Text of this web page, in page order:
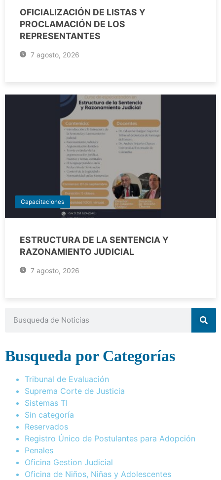
OFICIALIZACIÓN DE LISTAS Y
PROCLAMACIÓN DE LOS
REPRESENTANTES
7 agosto, 2026
Capacitaciones
ESTRUCTURA DE LA SENTENCIA Y
RAZONAMIENTO JUDICIAL
7 agosto, 2026
Busqueda por Categorías
Tribunal de Evaluación
Suprema Corte de Justicia
Sistemas TI
Sin categoría
Reservados
Registro Único de Postulantes para Adopción
Penales
Oficina Gestion Judicial
Oficina de Niños, Niñas y Adolescentes